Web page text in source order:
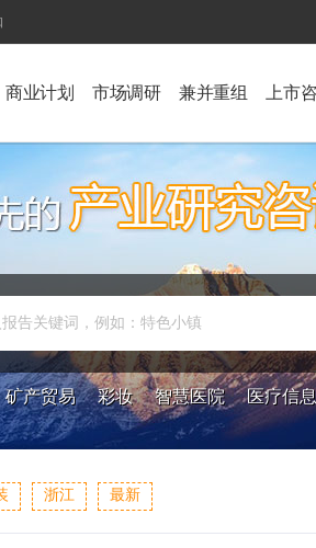
商业计划 市场调研 兼并重组 上市
告关键词，例如：特色小镇
矿产贸易 彩妆 智慧医院 医疗信
浙江 最新